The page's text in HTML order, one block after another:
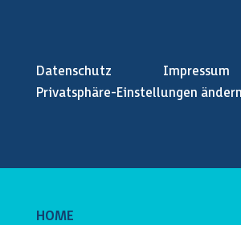
Datenschutz
Impressum
Privatsphäre-Einstellungen ändern
HOME